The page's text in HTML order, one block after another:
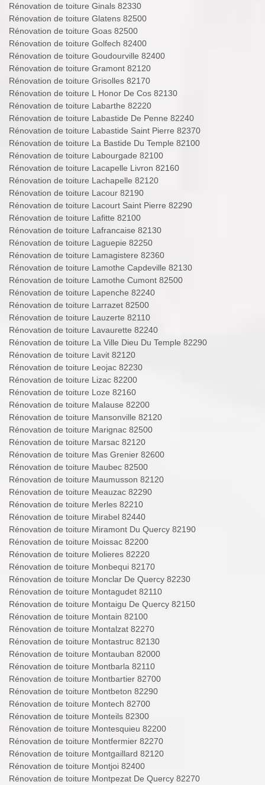
Rénovation de toiture Ginals 82330
Rénovation de toiture Glatens 82500
Rénovation de toiture Goas 82500
Rénovation de toiture Golfech 82400
Rénovation de toiture Goudourville 82400
Rénovation de toiture Gramont 82120
Rénovation de toiture Grisolles 82170
Rénovation de toiture L Honor De Cos 82130
Rénovation de toiture Labarthe 82220
Rénovation de toiture Labastide De Penne 82240
Rénovation de toiture Labastide Saint Pierre 82370
Rénovation de toiture La Bastide Du Temple 82100
Rénovation de toiture Labourgade 82100
Rénovation de toiture Lacapelle Livron 82160
Rénovation de toiture Lachapelle 82120
Rénovation de toiture Lacour 82190
Rénovation de toiture Lacourt Saint Pierre 82290
Rénovation de toiture Lafitte 82100
Rénovation de toiture Lafrancaise 82130
Rénovation de toiture Laguepie 82250
Rénovation de toiture Lamagistere 82360
Rénovation de toiture Lamothe Capdeville 82130
Rénovation de toiture Lamothe Cumont 82500
Rénovation de toiture Lapenche 82240
Rénovation de toiture Larrazet 82500
Rénovation de toiture Lauzerte 82110
Rénovation de toiture Lavaurette 82240
Rénovation de toiture La Ville Dieu Du Temple 82290
Rénovation de toiture Lavit 82120
Rénovation de toiture Leojac 82230
Rénovation de toiture Lizac 82200
Rénovation de toiture Loze 82160
Rénovation de toiture Malause 82200
Rénovation de toiture Mansonville 82120
Rénovation de toiture Marignac 82500
Rénovation de toiture Marsac 82120
Rénovation de toiture Mas Grenier 82600
Rénovation de toiture Maubec 82500
Rénovation de toiture Maumusson 82120
Rénovation de toiture Meauzac 82290
Rénovation de toiture Merles 82210
Rénovation de toiture Mirabel 82440
Rénovation de toiture Miramont Du Quercy 82190
Rénovation de toiture Moissac 82200
Rénovation de toiture Molieres 82220
Rénovation de toiture Monbequi 82170
Rénovation de toiture Monclar De Quercy 82230
Rénovation de toiture Montagudet 82110
Rénovation de toiture Montaigu De Quercy 82150
Rénovation de toiture Montain 82100
Rénovation de toiture Montalzat 82270
Rénovation de toiture Montastruc 82130
Rénovation de toiture Montauban 82000
Rénovation de toiture Montbarla 82110
Rénovation de toiture Montbartier 82700
Rénovation de toiture Montbeton 82290
Rénovation de toiture Montech 82700
Rénovation de toiture Monteils 82300
Rénovation de toiture Montesquieu 82200
Rénovation de toiture Montfermier 82270
Rénovation de toiture Montgaillard 82120
Rénovation de toiture Montjoi 82400
Rénovation de toiture Montpezat De Quercy 82270